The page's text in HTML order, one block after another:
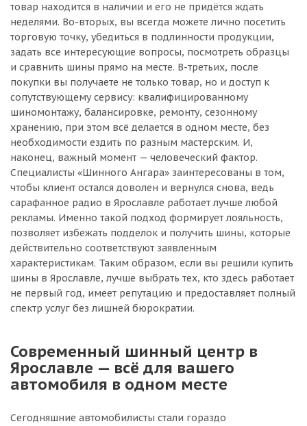
товар находится в наличии и его не придётся ждать
неделями. Во-вторых, вы всегда можете лично посетить
торговую точку, убедиться в подлинности продукции,
задать все интересующие вопросы, посмотреть образцы
и сравнить шины прямо на месте. В-третьих, после
покупки вы получаете не только товар, но и доступ к
сопутствующему сервису: квалифицированному
шиномонтажу, балансировке, ремонту, сезонному
хранению, при этом всё делается в одном месте, без
необходимости ездить по разным мастерским. И,
наконец, важный момент — человеческий фактор.
Специалисты «Шинного Ангара» заинтересованы в том,
чтобы клиент остался доволен и вернулся снова, ведь
сарафанное радио в Ярославле работает лучше любой
рекламы. Именно такой подход формирует лояльность,
позволяет избежать подделок и получить шины, которые
действительно соответствуют заявленным
характеристикам. Таким образом, если вы решили купить
шины в Ярославле, лучше выбрать тех, кто здесь работает
не первый год, имеет репутацию и предоставляет полный
спектр услуг без лишней бюрократии.
Современный шинный центр в
Ярославле — всё для вашего
автомобиля в одном месте
Сегодняшние автомобилисты стали гораздо